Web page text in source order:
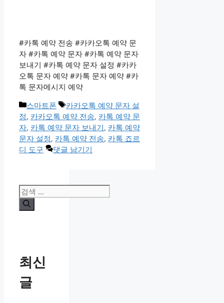
#카톡 예약 전송 #카카오톡 예약 문
자 #카톡 예약 문자 #카톡 예약 문자
보내기 #카톡 예약 문자 설정 #카카
오톡 문자 예약 #카톡 문자 예약 #카
톡 문자메시지 예약
카
테
고
리
스마트폰
태
그
카카오톡 예약 문자 설
정, 카카오톡 예약 전송, 카톡 예약 문
자, 카톡 예약 문자 보내기, 카톡 예약
문자 설정, 카톡 예약 전송, 카톡 죠르
디 도구
댓글 남기기
검
색:
최신
글